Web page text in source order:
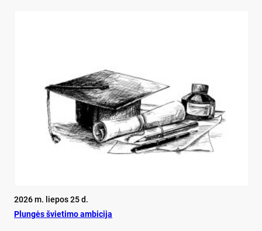
2026 m. liepos 25 d.
Plun­gės švie­ti­mo am­bi­ci­ja